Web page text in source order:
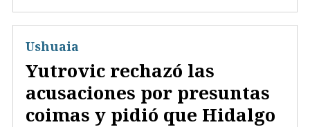
Yutrovic rechazó las
acusaciones por presuntas
coimas y pidió que Hidalgo
Ushuaia